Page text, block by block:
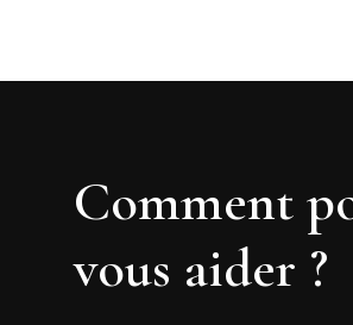
Comment
vous aider ?